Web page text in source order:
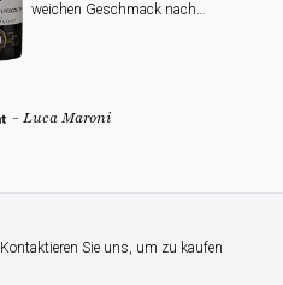
weichen Geschmack nach
- Luca Maroni
Kontaktieren Sie uns, um zu kaufen
DKK